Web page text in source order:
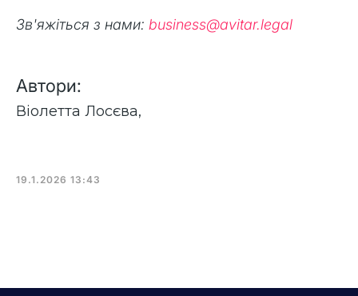
Зв'яжіться з нами: business@avitar.legal
Автори:
Віолетта Лосєва,
19.1.2026 13:43